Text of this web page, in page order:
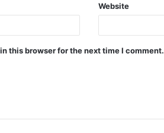
Website
this browser for the next time I comment.